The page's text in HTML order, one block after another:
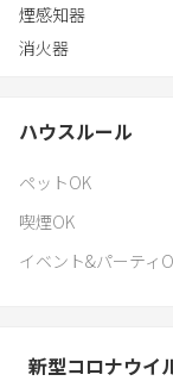
煙感知器
消火器
ハウスルール
ペットOK
喫煙OK
イベント&パーティ
新型コロナウイ